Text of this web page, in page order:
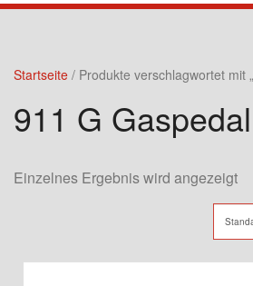
ein-/ausblenden
Startseite / Produkte verschlagwortet mit
911 G Gaspedal
Einzelnes Ergebnis wird angezeigt